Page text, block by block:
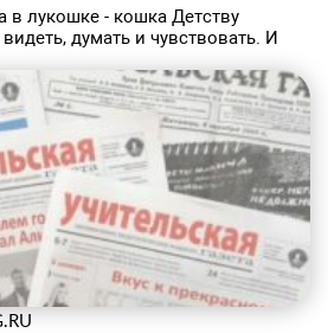
в лукошке - кошка Детству
думать и чувствовать. И